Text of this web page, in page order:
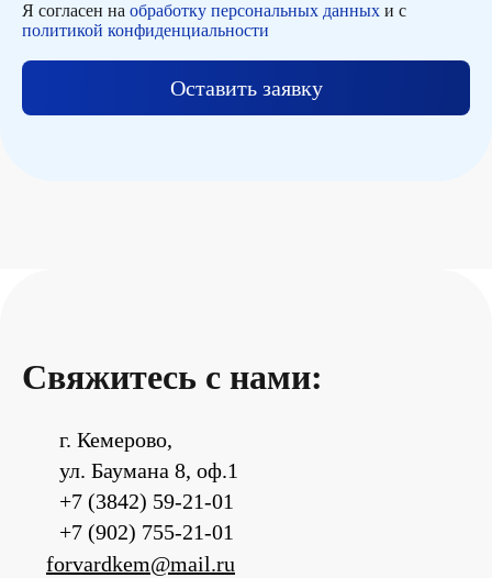
Я согласен на обработку персональных данных и с
политикой конфиденциальности
Оставить заявку
Свяжитесь с нами:
г. Кемерово,
ул. Баумана 8, оф.1
+7 (3842) 59-21-01
+7 (902) 755-21-01
forvardkem@mail.ru